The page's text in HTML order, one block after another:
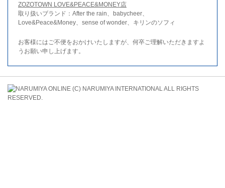
ZOZOTOWN LOVE&PEACE&MONEY店
取り扱いブランド：After the rain、babycheer、
Love&Peace&Money、sense of wonder、キリンのソフィ
お客様にはご不便をおかけいたしますが、何卒ご理解いただきますよ
うお願い申し上げます。